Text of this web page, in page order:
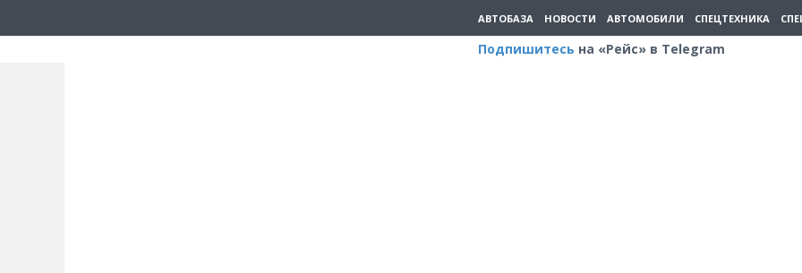
АВТОБАЗА НОВОСТИ АВТОМОБИЛИ СПЕЦТЕХНИКА
Подпишитесь на «Рейс» в Telegram